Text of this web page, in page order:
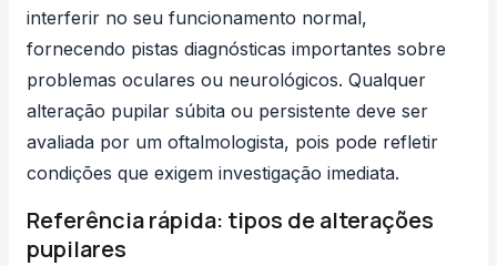
interferir no seu funcionamento normal,
fornecendo pistas diagnósticas importantes sobre
problemas oculares ou neurológicos. Qualquer
alteração pupilar súbita ou persistente deve ser
avaliada por um oftalmologista, pois pode refletir
condições que exigem investigação imediata.
Referência rápida: tipos de alterações
pupilares